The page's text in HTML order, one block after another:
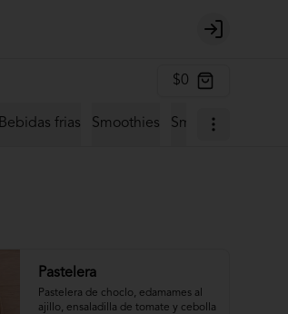
Login
$0
Bebidas frias Smoothies Smoothie Bowl
Pastelera
Pastelera de choclo, edamames al
ajillo, ensaladilla de tomate y cebolla